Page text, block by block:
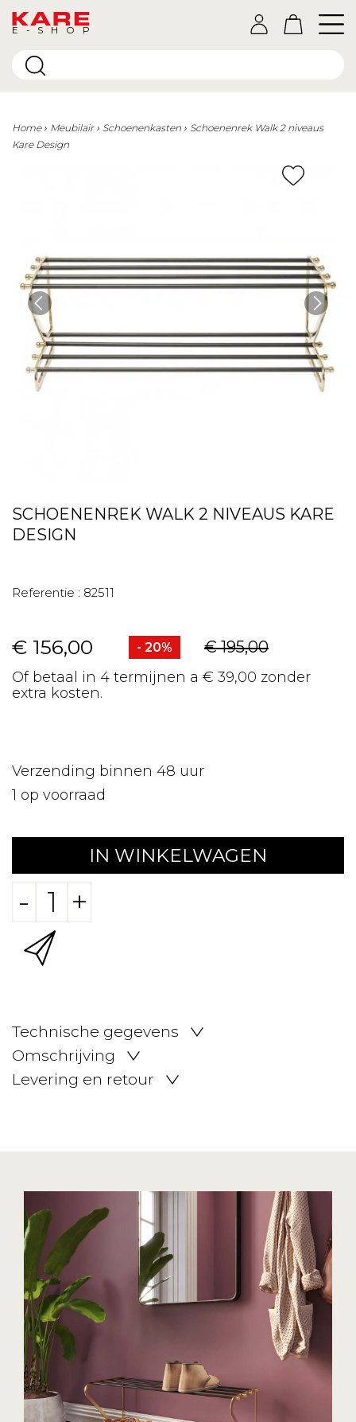
E-SHOP
Home Meubilair Schoenenkasten
Schoenenrek Walk 2 niveaus
Kare Design
SCHOENENREK WALK 2 NIVEAUS KARE
DESIGN
Referentie : 82511
€ 156,00 - 20% € 195,00
Of betaal in 4 termijnen a € 39,00 zonder
extra kosten.
Verzending binnen 48 uur
1 op voorraad
IN WINKELWAGEN
- +
Technische gegevens
Omschrijving
Levering en retour